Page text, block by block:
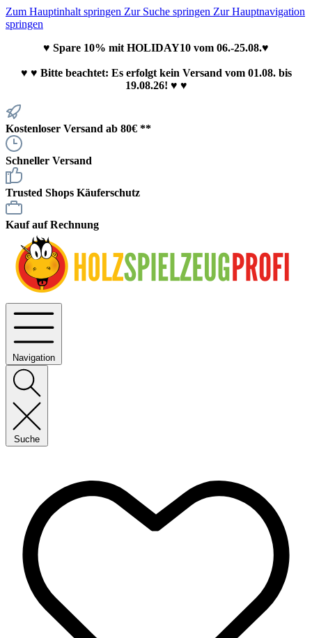
Zum Hauptinhalt springen Zur Suche springen Zur Hauptnavigation
springen
♥ Spare 10% mit HOLIDAY10 vom 06.-25.08.♥
♥ ♥ Bitte beachtet: Es erfolgt kein Versand vom 01.08. bis
19.08.26! ♥ ♥
Kostenloser Versand ab 80€ **
Schneller Versand
Trusted Shops Käuferschutz
Kauf auf Rechnung
Navigation
Suche